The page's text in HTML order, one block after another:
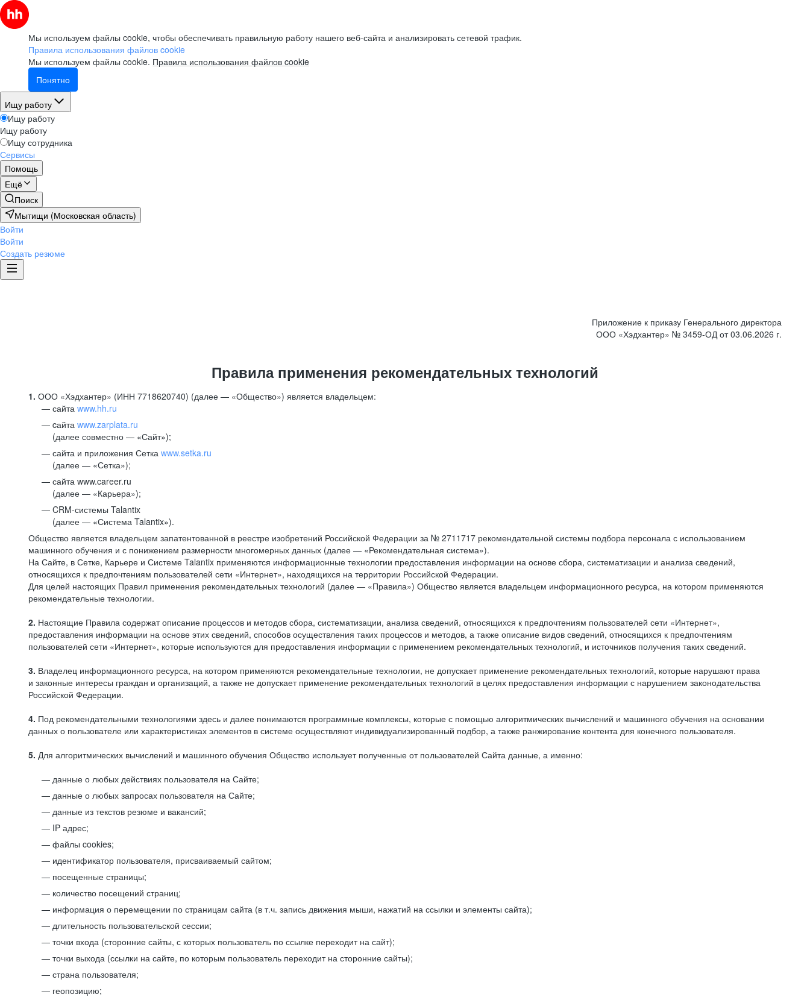
Мы используем файлы cookie, чтобы обеспечивать правильную работу нашего веб-сайта и анализировать сетевой трафик.
Правила использования файлов cookie
Мы используем файлы cookie. Правила использования файлов cookie
Понятно
Ищу работу
Ищу работу
Ищу работу
Ищу сотрудника
Сервисы
Помощь
Ещё
Поиск
Мытищи (Московская область)
Войти
Войти
Создать резюме
Приложение к приказу Генерального директора
ООО «Хэдхантер» № 3459-ОД от 03.06.2026 г.
Правила применения рекомендательных технологий
1. ООО «Хэдхантер» (ИНН 7718620740) (далее — «Общество») является владельцем:
сайта www.hh.ru
cайта www.zarplata.ru
(далее совместно — «Сайт»);
сайта и приложения Сетка www.setka.ru
(далее — «Сетка»);
сайта www.career.ru
(далее — «Карьера»);
CRM-системы Talantix
(далее — «Система Talantix»).
Общество является владельцем запатентованной в реестре изобретений Российской Федерации за № 2711717 рекомендательной системы подбора персонала с использованием
машинного обучения и с понижением размерности многомерных данных (далее — «Рекомендательная система»).
На Сайте, в Сетке, Карьере и Системе Talantix применяются информационные технологии предоставления информации на основе сбора, систематизации и анализа сведений,
относящихся к предпочтениям пользователей сети «Интернет», находящихся на территории Российской Федерации.
Для целей настоящих Правил применения рекомендательных технологий (далее — «Правила») Общество является владельцем информационного ресурса, на котором применяются
рекомендательные технологии.
2. Настоящие Правила содержат описание процессов и методов сбора, систематизации, анализа сведений, относящихся к предпочтениям пользователей сети «Интернет»,
предоставления информации на основе этих сведений, способов осуществления таких процессов и методов, а также описание видов сведений, относящихся к предпочтениям
пользователей сети «Интернет», которые используются для предоставления информации с применением рекомендательных технологий, и источников получения таких сведений.
3. Владелец информационного ресурса, на котором применяются рекомендательные технологии, не допускает применение рекомендательных технологий, которые нарушают права
и законные интересы граждан и организаций, а также не допускает применение рекомендательных технологий в целях предоставления информации с нарушением законодательства
Российской Федерации.
4. Под рекомендательными технологиями здесь и далее понимаются программные комплексы, которые с помощью алгоритмических вычислений и машинного обучения на основании
данных о пользователе или характеристиках элементов в системе осуществляют индивидуализированный подбор, а также ранжирование контента для конечного пользователя.
5. Для алгоритмических вычислений и машинного обучения Общество использует полученные от пользователей Сайта данные, а именно:
данные о любых действиях пользователя на Сайте;
данные о любых запросах пользователя на Сайте;
данные из текстов резюме и вакансий;
IP адрес;
файлы cookies;
идентификатор пользователя, присваиваемый сайтом;
посещенные страницы;
количество посещений страниц;
информация о перемещении по страницам сайта (в т.ч. запись движения мыши, нажатий на ссылки и элементы сайта);
длительность пользовательской сессии;
точки входа (сторонние сайты, с которых пользователь по ссылке переходит на сайт);
точки выхода (ссылки на сайте, по которым пользователь переходит на сторонние сайты);
страна пользователя;
геопозицию;